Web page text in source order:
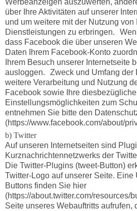
Werbeanzeigen auszuwerten,
über Ihre Aktivitäten auf unserer
und um weitere mit der Nutzung
Dienstleistungen zu erbringen.
dass Facebook die über unseren
Daten Ihrem Facebook-Konto
Ihrem Besuch unserer Internetseite
ausloggen. Zweck und Umfang der
weitere Verarbeitung und Nutzung
Facebook sowie Ihre
Einstellungsmöglichkeiten zum
entnehmen Sie bitte den
(https://www.facebook.com/about/
b) Twitter
Auf unseren Internetseiten sind
Kurznachrichtennetzwerks der
Die Twitter-Plugins (tweet-Button)
Twitter-Logo auf unserer Seite. Eine
Buttons finden Sie hier
(https://about.twitter.com/resources/
Seite unseres Webauftritts aufrufen,